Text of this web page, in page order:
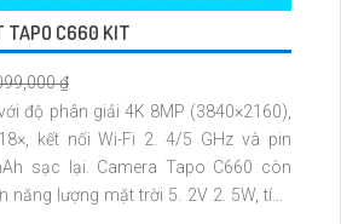
TAPO C660 KIT
₫
độ phân giải 4K 8MP (3840×2160),
kết nối Wi-Fi 2. 4/5 GHz và pin
sạc lại. Camera Tapo C660 còn
lượng mặt trời 5. 2V 2. 5W, tích